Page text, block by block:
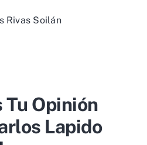
Rivas Soilán
Tu Opinión
Lapido